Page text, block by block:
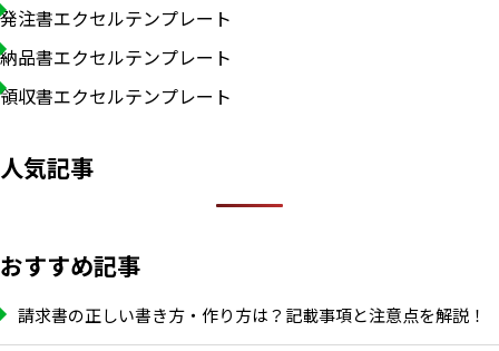
発注書エクセルテンプレート
納品書エクセルテンプレート
領収書エクセルテンプレート
人気記事
おすすめ記事
請求書の正しい書き方・作り方は？記載事項と注意点を解説！